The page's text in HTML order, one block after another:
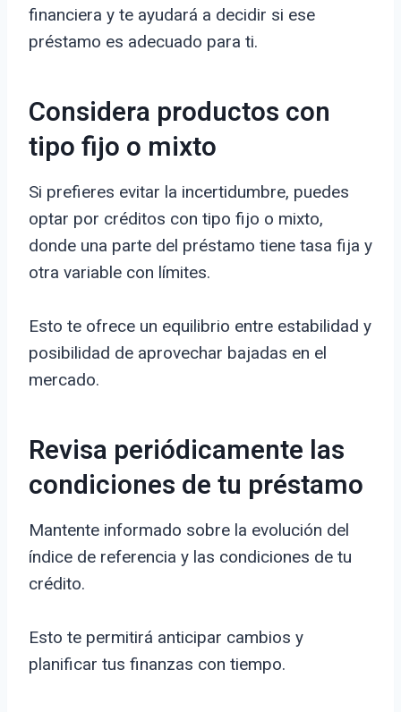
financiera y te ayudará a decidir si ese
préstamo es adecuado para ti.
Considera productos con
tipo fijo o mixto
Si prefieres evitar la incertidumbre, puedes
optar por créditos con tipo fijo o mixto,
donde una parte del préstamo tiene tasa fija y
otra variable con límites.
Esto te ofrece un equilibrio entre estabilidad y
posibilidad de aprovechar bajadas en el
mercado.
Revisa periódicamente las
condiciones de tu préstamo
Mantente informado sobre la evolución del
índice de referencia y las condiciones de tu
crédito.
Esto te permitirá anticipar cambios y
planificar tus finanzas con tiempo.